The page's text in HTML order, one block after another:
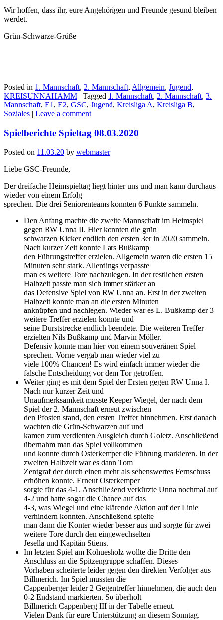
Wir hoffen, dass ihr, eure Angehörigen und Freunde gesund bleiben
werdet.
Grün-Schwarze-Grüße
Posted in 1. Mannschaft, 2. Mannschaft, Allgemein, Jugend,
KREISUNNAHAMM | Tagged 1. Mannschaft, 2. Mannschaft, 3.
Mannschaft, E1 , E2, GSC, Jugend, Kreisliga A, Kreisliga B,
Soziales | Leave a comment
Spielberichte Spieltag 08.03.2020
Posted on 11.03.20 by webmaster
Liebe GSC-Freunde,
Der dreifache Heimspieltag liegt hinter uns und man kann durchaus
wieder von einem Erfolg
sprechen. Die drei Seniorenteams konnten 6 Punkte sammeln.
Den Anfang machte die zweite Mannschaft im Heimspiel
gegen RW Unna II. Hier konnten die grün
schwarzen Kicker endlich den ersten 3er in 2020 sammeln.
Nach kurzer Zeit konnte Lars Bußkamp
den Führungstreffer erzielen. Allgemein waren die ersten 15
Minuten sehr stark. Allerdings verpasste
man es weitere Tore nachzulegen. In der restlichen ersten
Halbzeit passte man sich immer stärker an
das Defensive Spiel von RW Unna an. Erst in der zweiten
Halbzeit konnte man an die ersten Minuten
anknüpfen und nachlegen. Wieder war es L. Bußkamp der 3
weitere Treffer erzielen konnte und
seine Durststrecke endlich beendete. Die weiteren Treffer
erzielten Nils Bußkamp und Marvin Möller.
Defensiv konnte man hier von einem souveränen Spiel
sprechen. Vorne vergab man wieder viel zu
viele 100% Chancen! Es wird einfach immer wieder die
falsche Entscheidung vor dem Tor getroffen.
Weiter ging es mit dem Spiel der Ersten gegen RW Unna I.
Nach nur kurzer Zeit und
Unaufmerksamkeit musste Keeper Wiegel, der nach dem
Spiel der 2. Mannschaft erneut zwischen
den Pfosten stand, den ersten Treffer hinnehmen. Erst danach
wachten die Grün-Schwarzen auf und
kamen zum verdienten Ausgleich durch Goletz. Anschließend
übernahm man das Spiel vollkommen
und konnte durch Osterkemper die Führung markieren. In der
zweiten Halbzeit war es dann Tom
Zentgraf der durch einen mehr als sehenswertes Fernschuss
erhöhen konnte. Erneut Osterkemper
sorgte für das 4-1. Anschließend verkürzte Unna nochmal auf
4-2 und hatte sogar die Chance auf das
4-3, was Wiegel und eine klärende Aktion auf der Linie
verhindern konnten. Anschließend spielte
man dann die Konter wieder besser aus und sorgte für zwei
weitere Tore durch den eingewechselten
Jesella und Kapitän Stiens.
Im letzten Spiel am Kohuesholz wollte die Dritte den
Anschluss an die Spitzengruppe schaffen. Dieses
Vorhaben scheiterte leider gegen den direkten Verfolger aus
Billmerich. Im Spiel mussten die
Cappenberger leider 2 Gegentreffer hinnehmen, die auch den
0-2 Endstand markierten. So überholt
Billmerich Cappenberg III in der Tabelle erneut.
Vielen Dank für eure Unterstützung an diesem Sonntag.